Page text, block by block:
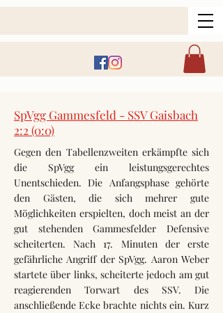
SpVgg Gammesfeld - SSV Gaisbach
2:2 (0:0)
Gegen den Tabellenzweiten erkämpfte sich
die SpVgg ein leistungsgerechtes
Unentschieden. Die Anfangsphase gehörte
den Gästen, die sich mehrer gute
Möglichkeiten erspielten, doch meist an der
gut stehenden Gammesfelder Defensive
scheiterten. Nach 17. Minuten der erste
gefährliche Angriff der SpVgg. Aaron Weber
startete über links, scheiterte jedoch am gut
reagierenden Torwart des SSV. Die
anschließende Ecke brachte nichts ein. Kurz